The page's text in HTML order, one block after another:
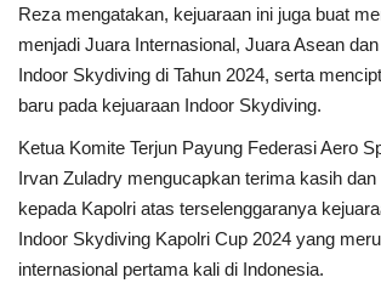
Reza mengatakan, kejuaraan ini juga buat
menjadi Juara Internasional, Juara Asean
Indoor Skydiving di Tahun 2024, serta
baru pada kejuaraan Indoor Skydiving.
Ketua Komite Terjun Payung Federasi Aero
Irvan Zuladry mengucapkan terima kasih dan
kepada Kapolri atas terselenggaranya
Indoor Skydiving Kapolri Cup 2024 yang
internasional pertama kali di Indonesia.